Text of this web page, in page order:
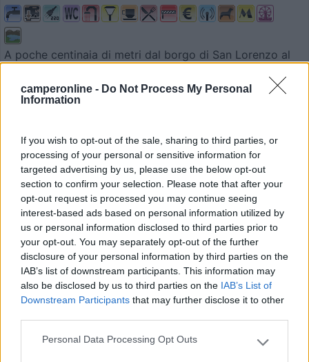
camperonline - Do Not Process My Personal
Information
If you wish to opt-out of the sale, sharing to third parties, or
processing of your personal or sensitive information for
targeted advertising by us, please use the below opt-out
section to confirm your selection. Please note that after your
opt-out request is processed you may continue seeing
interest-based ads based on personal information utilized by
us or personal information disclosed to third parties prior to
your opt-out. You may separately opt-out of the further
disclosure of your personal information by third parties on the
IAB’s list of downstream participants. This information may
also be disclosed by us to third parties on the IAB’s List of
Downstream Participants that may further disclose it to other
Please note that this website/app uses one or more Google
Personal Data Processing Opt Outs
A poche centinaia di metri dal borgo di San Lorenzo al
Fiastra (MC) - 0.9km
Via Colpodalla, 17/A - Loc. San Lorenzo al Lago
Campeggio
Base Camp 1070